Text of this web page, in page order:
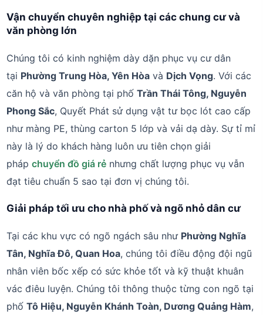
Vận chuyển chuyên nghiệp tại các chung cư và
văn phòng lớn
Chúng tôi có kinh nghiệm dày dặn phục vụ cư dân
tại Phường Trung Hòa, Yên Hòa và Dịch Vọng. Với các
căn hộ và văn phòng tại phốTrần Thái Tông, Nguyễn
Phong Sắc, Quyết Phát sử dụng vật tư bọc lót cao cấp
như màng PE, thùng carton 5 lớp và vải dạ dày. Sự tỉ mỉ
này là lý do khách hàng luôn ưu tiên chọn giải
phápchuyển đồ giá rẻ nhưng chất lượng phục vụ vẫn
đạt tiêu chuẩn 5 sao tại đơn vị chúng tôi.
Giải pháp tối ưu cho nhà phố và ngõ nhỏ dân cư
Tại các khu vực có ngõ ngách sâu như Phường Nghĩa
Tân, Nghĩa Đô, Quan Hoa, chúng tôi điều động đội ngũ
nhân viên bốc xếp có sức khỏe tốt và kỹ thuật khuân
vác điêu luyện. Chúng tôi thông thuộc từng con ngõ tại
phốTô Hiệu, Nguyễn Khánh Toàn, Dương Quảng Hàm,